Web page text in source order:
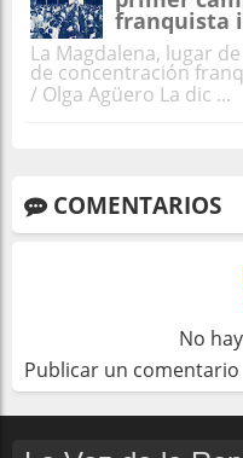
franquista
La Magdalena, lugar
de concentración
/ Olga Agüero La dic ...
COMENTARIOS
No
Publicar un comentario